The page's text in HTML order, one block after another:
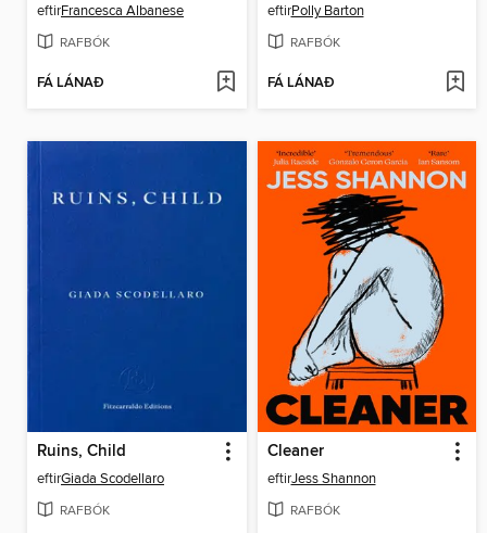
eftirFrancesca Albanese
RAFBÓK
FÁ LÁNAÐ
eftirPolly Barton
RAFBÓK
FÁ LÁNAÐ
Ruins, Child
eftirGiada Scodellaro
RAFBÓK
Cleaner
eftirJess Shannon
RAFBÓK